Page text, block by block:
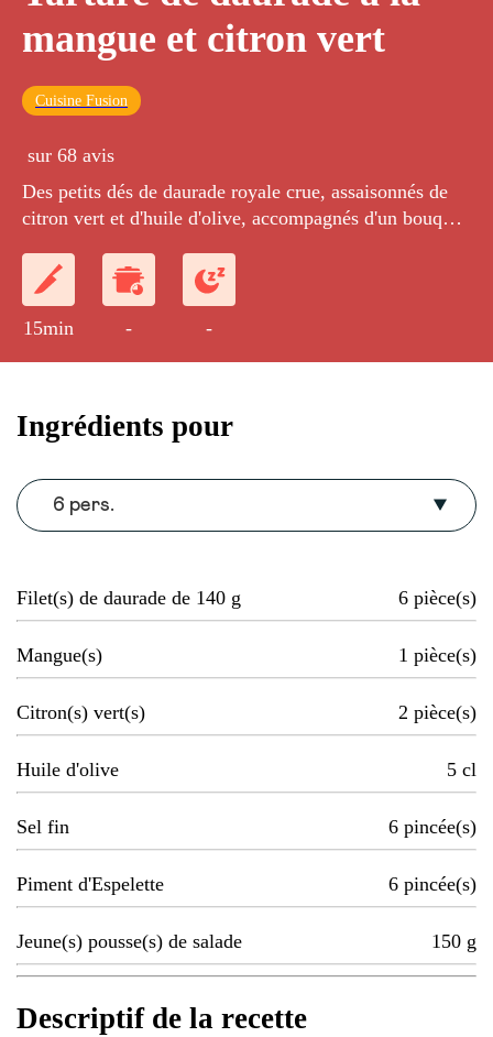
mangue et citron vert
Cuisine Fusion
sur 68 avis
Des petits dés de daurade royale crue, assaisonnés de
citron vert et d'huile d'olive, accompagnés d'un bouquet
15min - -
Ingrédients pour
6 pers.
Filet(s) de daurade de 140 g 6 pièce(s)
Mangue(s) 1 pièce(s)
Citron(s) vert(s) 2 pièce(s)
Huile d'olive 5 cl
Sel fin 6 pincée(s)
Piment d'Espelette 6 pincée(s)
Jeune(s) pousse(s) de salade 150 g
Descriptif de la recette